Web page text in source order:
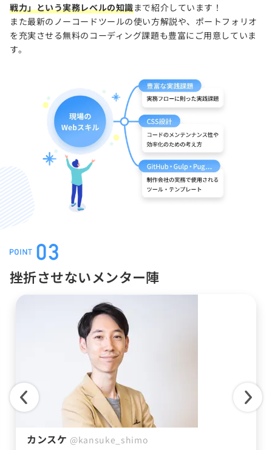
戦力」という実務レベルの知識まで紹介しています！
また最新のノーコードツールの使い方解説や、ポートフォリオ
を充実させる無料のコーディング課題も豊富にご用意していま
す。
挫折させないメンター陣
@yurippine
フロントエンドエンジニア